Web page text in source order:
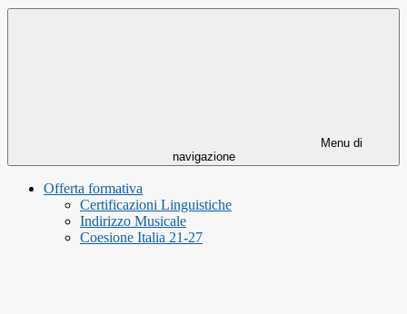
Menu di
navigazione
Offerta formativa
Certificazioni Linguistiche
Indirizzo Musicale
Coesione Italia 21-27